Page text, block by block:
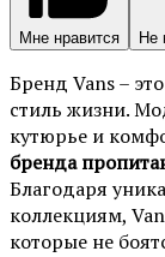
Мне нравится Не
Бренд Vans –
стиль жизни.
кутюрье и
бренда
Благодаря
коллекциям,
которые не